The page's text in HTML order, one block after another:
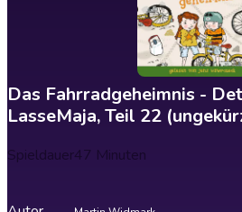
Das Fahrradgeheimnis -
LasseMaja, Teil 22
Spieldauer47 Minuten